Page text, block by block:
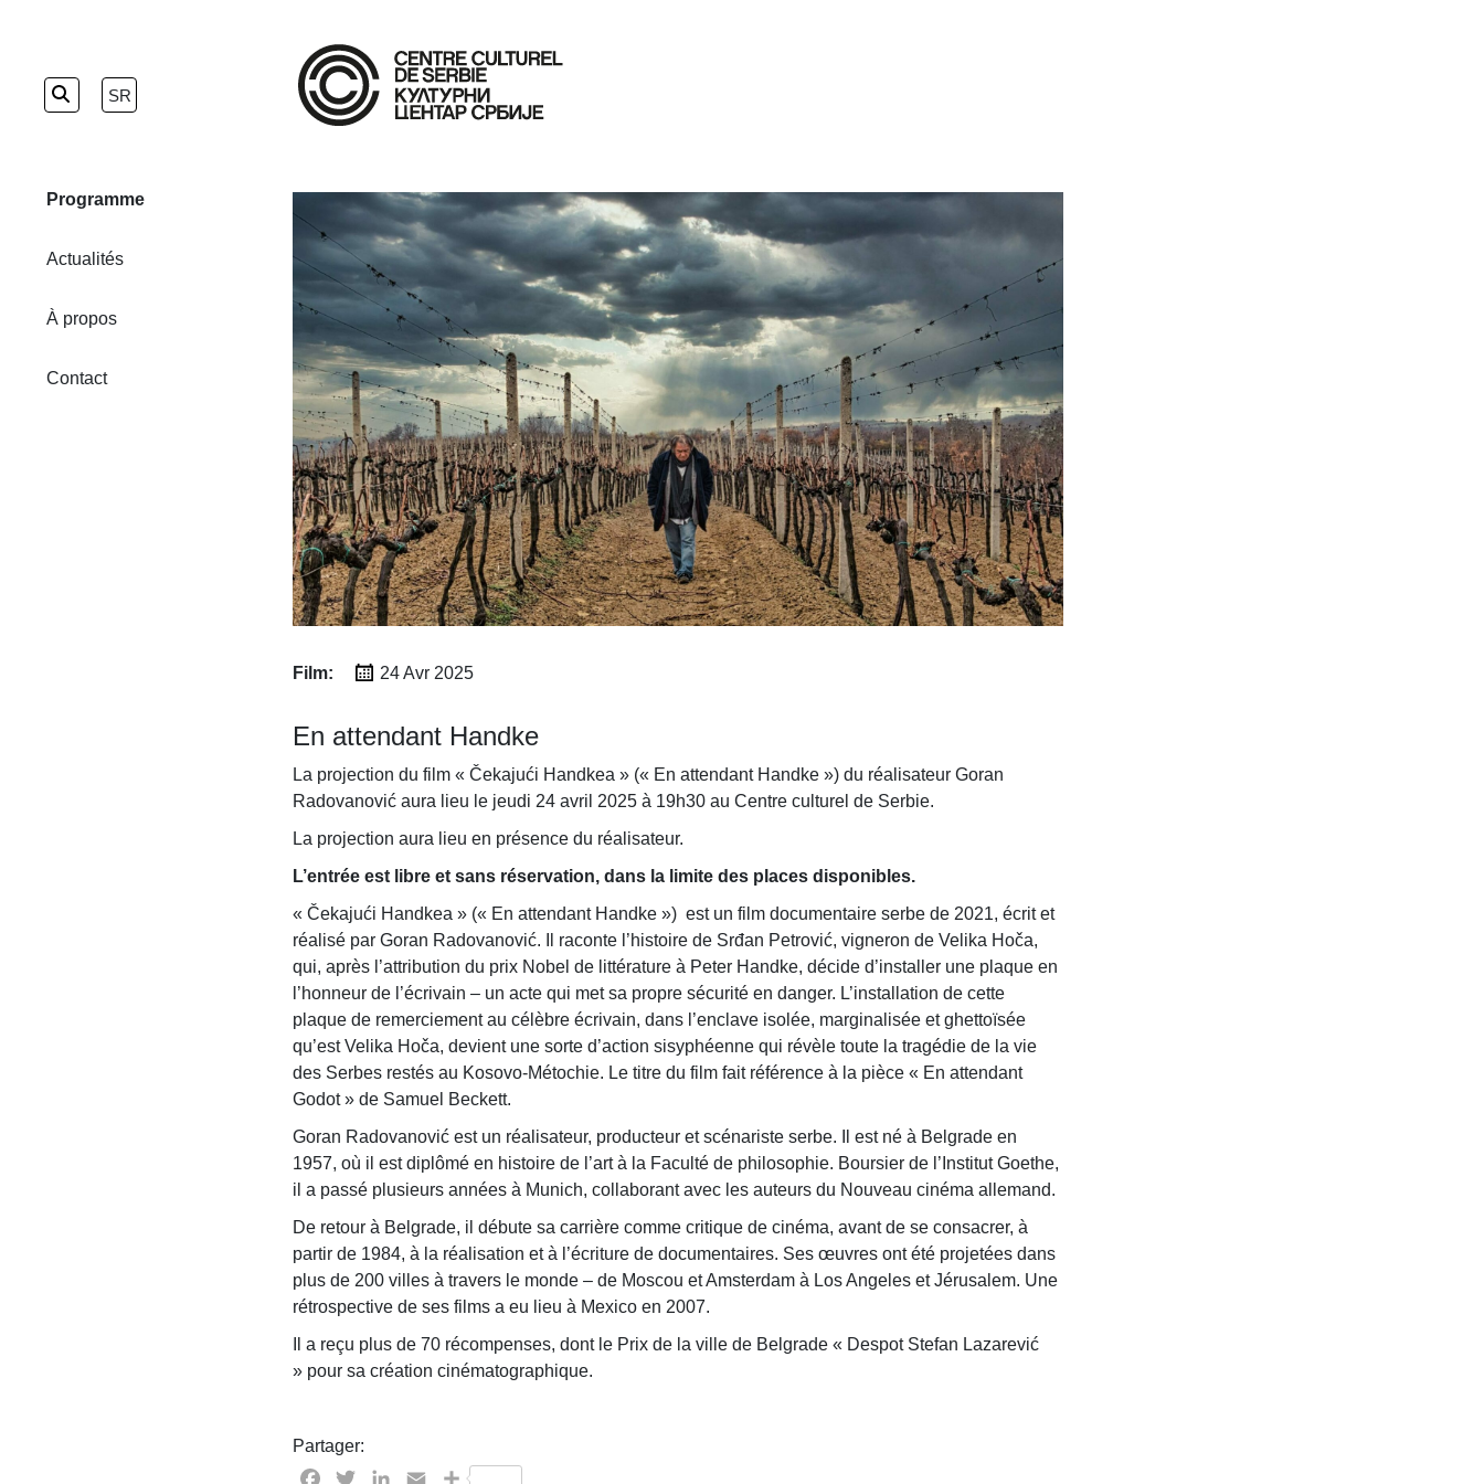
SR
Programme
Actualités
À propos
Contact
Film: 24 Avr 2025
En attendant Handke
La projection du film « Čekajući Handkea » (« En attendant Handke ») du réalisateur Goran
Radovanović aura lieu le jeudi 24 avril 2025 à 19h30 au Centre culturel de Serbie.
La projection aura lieu en présence du réalisateur.
L’entrée est libre et sans réservation, dans la limite des places disponibles.
« Čekajući Handkea » (« En attendant Handke ») est un film documentaire serbe de 2021, écrit et
réalisé par Goran Radovanović. Il raconte l’histoire de Srđan Petrović, vigneron de Velika Hoča,
qui, après l’attribution du prix Nobel de littérature à Peter Handke, décide d’installer une plaque en
l’honneur de l’écrivain – un acte qui met sa propre sécurité en danger. L’installation de cette
plaque de remerciement au célèbre écrivain, dans l’enclave isolée, marginalisée et ghettoïsée
qu’est Velika Hoča, devient une sorte d’action sisyphéenne qui révèle toute la tragédie de la vie
des Serbes restés au Kosovo-Métochie. Le titre du film fait référence à la pièce « En attendant
Godot » de Samuel Beckett.
Goran Radovanović est un réalisateur, producteur et scénariste serbe. Il est né à Belgrade en
1957, où il est diplômé en histoire de l’art à la Faculté de philosophie. Boursier de l’Institut Goethe,
il a passé plusieurs années à Munich, collaborant avec les auteurs du Nouveau cinéma allemand.
De retour à Belgrade, il débute sa carrière comme critique de cinéma, avant de se consacrer, à
partir de 1984, à la réalisation et à l’écriture de documentaires. Ses œuvres ont été projetées dans
plus de 200 villes à travers le monde – de Moscou et Amsterdam à Los Angeles et Jérusalem. Une
rétrospective de ses films a eu lieu à Mexico en 2007.
Il a reçu plus de 70 récompenses, dont le Prix de la ville de Belgrade « Despot Stefan Lazarević
» pour sa création cinématographique.
Partager:
Facebook
TwitterLinkedIn
EmailPartager